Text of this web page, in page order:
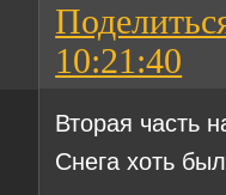
10:21:40
Вторая часть
Снега хоть